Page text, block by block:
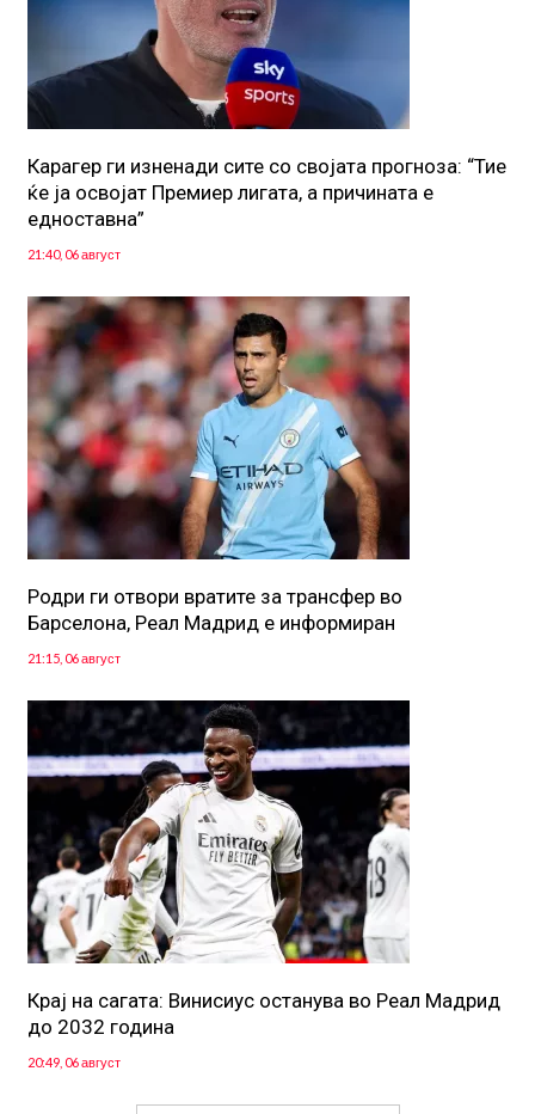
Карагер ги изненади сите со својата прогноза: “Тие
ќе ја освојат Премиер лигата, а причината е
едноставна”
21:40, 06 август
Родри ги отвори вратите за трансфер во
Барселона, Реал Мадрид е информиран
21:15, 06 август
Крај на сагата: Винисиус останува во Реал Мадрид
до 2032 година
20:49, 06 август